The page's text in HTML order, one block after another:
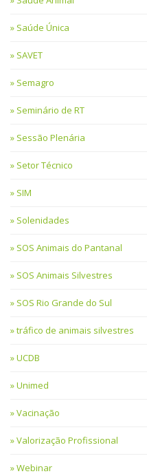
Saúde Única
SAVET
Semagro
Seminário de RT
Sessão Plenária
Setor Técnico
SIM
Solenidades
SOS Animais do Pantanal
SOS Animais Silvestres
SOS Rio Grande do Sul
tráfico de animais silvestres
UCDB
Unimed
Vacinação
Valorização Profissional
Webinar